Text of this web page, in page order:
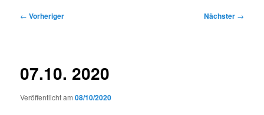
Beitragsnavigation
← Vorheriger Nächster →
07.10. 2020
Veröffentlicht am08/10/2020